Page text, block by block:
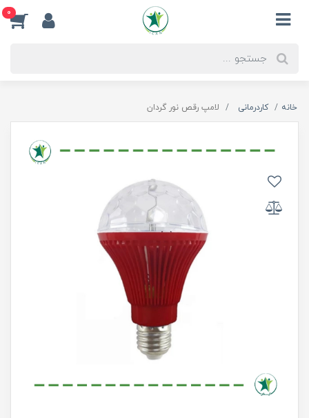
0
خانه کاردرمانی لامپ رقص نور گردان